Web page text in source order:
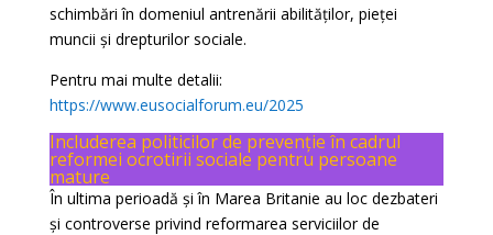
schimbări în domeniul antrenării abilităților, pieței
muncii și drepturilor sociale.
Pentru mai multe detalii:
https://www.eusocialforum.eu/2025
Includerea politicilor de prevenție în cadrul
reformei ocrotirii sociale pentru persoane
mature
În ultima perioadă și în Marea Britanie au loc dezbateri
și controverse privind reformarea serviciilor de